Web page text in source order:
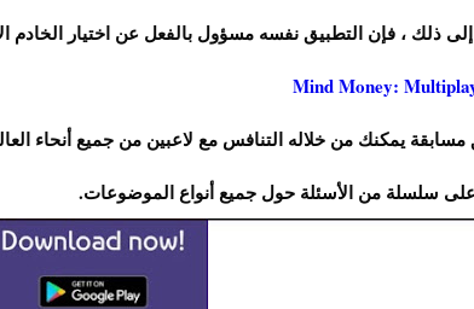
إلى ذلك ، فإن التطبيق نفسه مسؤول بالفعل عن اختيار الخادم
يمكنك من خلاله التنافس مع لاعبين من جميع أنحاء
سلسلة من الأسئلة حول جميع أنواع الموضوعات.